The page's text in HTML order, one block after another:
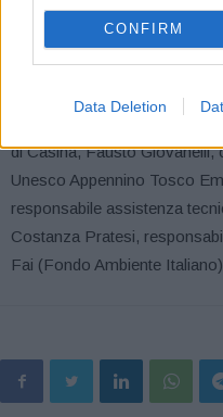
CONFIRM
Data Deletion
dell’Appennino Reggiano,
Enti di Gestione dei Parchi
Occidentale) oltre alle
9.30, al Castello di Sarzano
di Casina, Fausto
Unesco Appennino Tosco
responsabile assistenza
Costanza Pratesi,
Fai (Fondo Ambiente